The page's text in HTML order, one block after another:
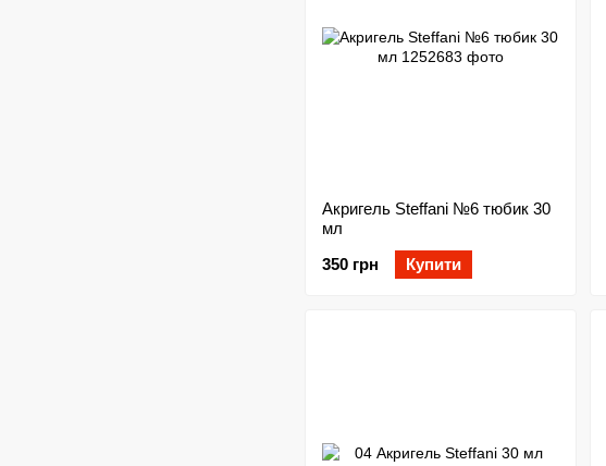
Акригель Steffani №6 тюбик 30
мл
350 грн
Купити